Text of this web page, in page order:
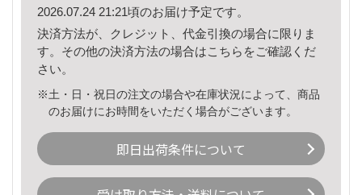
2026.07.24 21:21頃のお届け予定です。
決済方法が、クレジット、代金引換の場合に限りま
す。その他の決済方法の場合はこちら をご確認くだ
さい。
※土・日・祝日の注文の場合や在庫状況によって、商品
のお届けにお時間をいただく場合がございます。
即日出荷条件について